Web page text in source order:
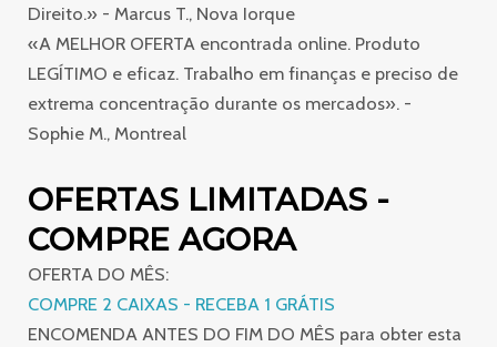
Direito.» - Marcus T., Nova Iorque
«A MELHOR OFERTA encontrada online. Produto
LEGÍTIMO e eficaz. Trabalho em finanças e preciso de
extrema concentração durante os mercados». -
Sophie M., Montreal
OFERTAS LIMITADAS -
COMPRE AGORA
OFERTA DO MÊS:
COMPRE 2 CAIXAS - RECEBA 1 GRÁTIS
ENCOMENDA ANTES DO FIM DO MÊS para obter esta